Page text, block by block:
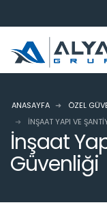
ANASAYFA
ÖZEL
İNŞAAT YAPI VE
İnşaat
Güvenliği